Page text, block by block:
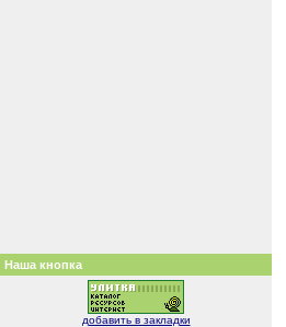
Наша кнопка
добавить в закладки